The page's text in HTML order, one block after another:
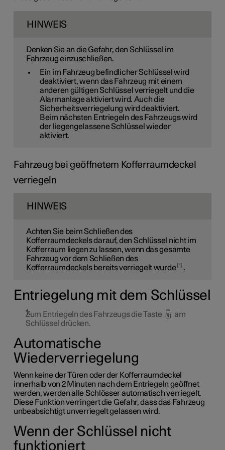
HINWEIS
Denken Sie an die Gefahr, den Schlüssel im
Fahrzeug einzuschließen.
Ein im Fahrzeug befindlicher Schlüssel wird
deaktiviert, wenn das Fahrzeug mit einem
anderen gültigen Schlüssel verriegelt und die
Alarmanlage aktiviert wird. Auch die
Sicherheitsverriegelung wird deaktiviert.
Beim nächsten Entriegeln des Fahrzeugs wird
der liegengelassene Schlüssel wieder
aktiviert.
Fahrzeug bei geöffnetem Kofferraumdeckel
verriegeln
HINWEIS
Achten Sie beim Schließen des
Kofferraumdeckels darauf, den Schlüssel nicht im
Kofferraum liegen zu lassen, wenn das gesamte
Fahrzeug vor dem Schließen des
Kofferraumdeckels bereits verriegelt wurde 1 .
Entriegelung mit dem Schlüssel
Zum Entriegeln des Fahrzeugs die Taste
am
Schlüssel drücken.
Automatische
Wiederverriegelung
Wenn keine der Türen oder der Kofferraumdeckel
innerhalb von 2 Minuten nach dem Entriegeln geöffnet
werden, werden alle Schlösser automatisch verriegelt.
Diese Funktion verringert die Gefahr, dass das Fahrzeug
unbeabsichtigt unverriegelt gelassen wird.
Wenn der Schlüssel nicht
funktioniert